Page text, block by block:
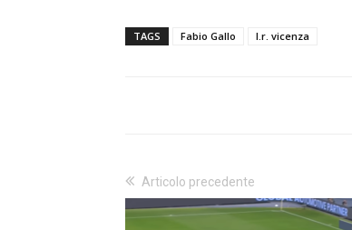
TAGS Fabio Gallo l.r. vicenza
Articolo precedente